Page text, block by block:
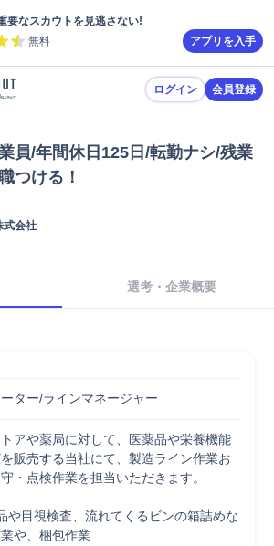
要なスカウトを見逃さない!
無料
アプリを入手
ログイン 会員登録
員/年間休日125日/転勤ナシ/残業
つける！
式会社
選考・企業概要
ター/ラインマネージャー
アや薬局に対して、医薬品や栄養機能
販売する当社にて、製造ライン作業お
・点検作業を担当いただきます。
や目視検査、流れてくるビンの箱詰めな
や、梱包作業